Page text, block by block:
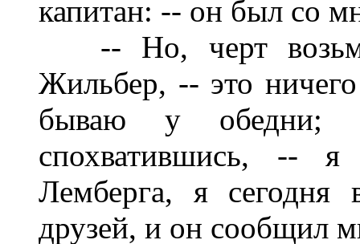
капитан: -- он был со
-- Но, черт
Жильбер, -- это
бываю у обедни;
спохватившись, --
Лемберга, я сегодня
друзей, и он сообщил